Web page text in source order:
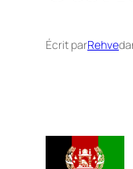
Écrit parRehve